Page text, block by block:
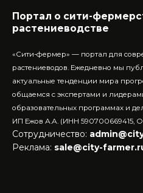
Портал о сити-
растениеводстве
«Сити-фермер» — портал для
растениеводов. Ежедневно мы
актуальные тенденции мира
общаемся с экспертами и
образовательных программах и
ИП Ежов А.А. (ИНН 590700669415,
Сотрудничество:
Реклама: sale@city-